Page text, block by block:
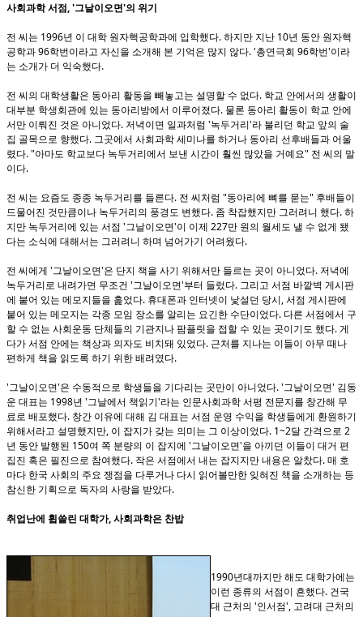
사회과학 서점, '그날이오면'의 위기
전 씨는 1996년 이 대학 원자핵공학과에 입학했다. 하지만 지난 10년 동안 원자핵
공학과 96학번이라고 자신을 소개해 본 기억은 많지 않다. '총연극회 96학번'이라
는 소개가 더 익숙했다.
전 씨의 대학생활은 동아리 활동을 빼놓고는 설명할 수 없다. 학교 안에서의 생활이
대부분 학생회관에 있는 동아리방에서 이루어졌다. 물론 동아리 활동이 학교 안에
서만 이뤄진 것은 아니었다. 저녁이면 일과처럼 '녹두거리'라 불리던 학교 앞의 술
집 골목으로 향했다. 그곳에서 사회과학 세미나를 하거나 동아리 선후배들과 어울
렸다. "아마도 학교보다 녹두거리에서 보낸 시간이 훨씬 많았을 거예요" 전 씨의 말
이다.
전 씨는 요즘도 종종 녹두거리를 들른다. 전 씨처럼 "동아리에 뼈를 묻는" 후배들이
드물어진 것만큼이나 녹두거리의 풍경도 변했다. 좀 착잡했지만 그러려니 했다. 하
지만 녹두거리에 있는 서점 '그날이오면'이 이제 227만 원의 월세도 낼 수 없게 됐
다는 소식에 대해서는 그러려니 하며 넘어가기 어려웠다.
전 씨에게 '그날이오면'은 단지 책을 사기 위해서만 들르는 곳이 아니었다. 저녁에
녹두거리로 내려가면 무조건 '그날이오면'부터 들렀다. 그리고 서점 바깥벽 게시판
에 붙어 있는 메모지들을 훑었다. 휴대폰과 인터넷이 낯설던 당시, 서점 게시판에
붙어 있는 메모지는 각종 모임 장소를 알리는 요긴한 수단이었다. 다른 서점에서 구
할 수 없는 사회운동 단체들의 기관지나 팜플릿을 접할 수 있는 곳이기도 했다. 게
다가 서점 안에는 책상과 의자도 비치돼 있었다. 근처를 지나는 이들이 아무 때나
편하게 책을 읽도록 하기 위한 배려였다.
'그날이오면'은 수동적으로 학생들을 기다리는 곳만이 아니었다. '그날이오면' 김동
운 대표는 1998년 '그날에서 책읽기'라는 인문사회과학 서평 전문지를 창간해 무
료로 배포했다. 창간 이유에 대해 김 대표는 서점 운영 수익을 학생들에게 환원하기
위해서라고 설명했지만, 이 잡지가 갖는 의미는 그 이상이었다. 1~2달 간격으로 2
년 동안 발행된 150여 쪽 분량의 이 잡지에 '그날이오면'을 아끼던 이들이 대거 편
집진 혹은 필진으로 참여했다. 작은 서점에서 내는 잡지지만 내용은 알찼다. 매 호
마다 한국 사회의 주요 쟁점을 다루거나 다시 읽어볼만한 잊혀진 책을 소개하는 등
참신한 기획으로 독자의 사랑을 받았다.
취업난에 휩쓸린 대학가, 사회과학은 찬밥
1990년대까지만 해도 대학가에는
이런 종류의 서점이 흔했다. 건국
대 근처의 '인서점', 고려대 근처의